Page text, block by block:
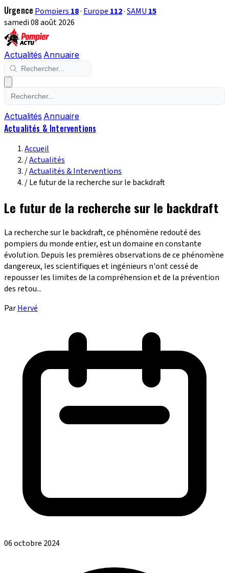
Urgence Pompiers 18· Europe 112·SAMU 15
samedi 08 août 2026
Actualités Annuaire
Actualités Annuaire
Actualités & Interventions
Accueil
/Actualités
/Actualités & Interventions
/Le futur de la recherche sur le backdraft
Le futur de la recherche sur le backdraft
La recherche sur le backdraft, ce phénomène redouté des
pompiers du monde entier, est un domaine en constante
évolution. Depuis les premières observations de ce phénomène
dangereux, les scientifiques et ingénieurs n'ont cessé de
repousser les limites de la compréhension et de la prévention
des retou...
ParHervé
06 octobre 2024